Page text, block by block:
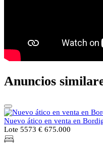
Anuncios
Nuevo ático en venta en
Lote 5573 € 675.000